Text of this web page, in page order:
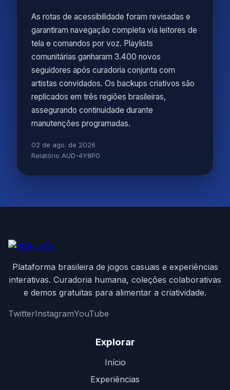
As rotas de acessibilidade foram revisadas e
garantiram navegação completa via leitores de
tela e comandos por voz. Playlists
comunitárias ganharam 3.400 novos
seguidores após curadoria conjunta com
artistas convidados. Os backups criativos são
replicados em três regiões brasileiras,
assegurando continuidade durante
manutenções programadas.
02 de ago. de 2026
Relatório AUD-4Y8P0
Plataforma brasileira de jogos casuais e experiências
interativas. Curadoria humana, coleções colaborativas
e demos gratuitas para alimentar a criatividade.
TwitterInstagramYouTube
Explorar
Início
Experiências